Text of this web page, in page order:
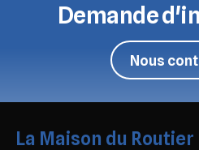
Demande
Nous
La Maison du Routier